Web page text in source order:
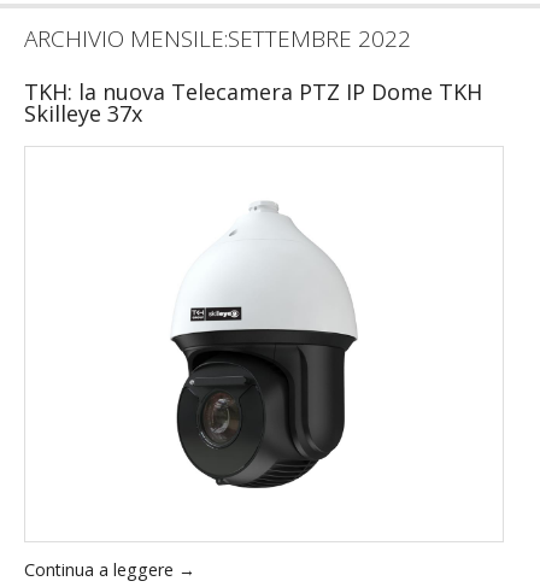
ARCHIVIO MENSILE:SETTEMBRE 2022
TKH: la nuova Telecamera PTZ IP Dome TKH
Skilleye 37x
Continua a leggere →